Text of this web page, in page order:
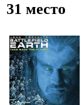
31 место